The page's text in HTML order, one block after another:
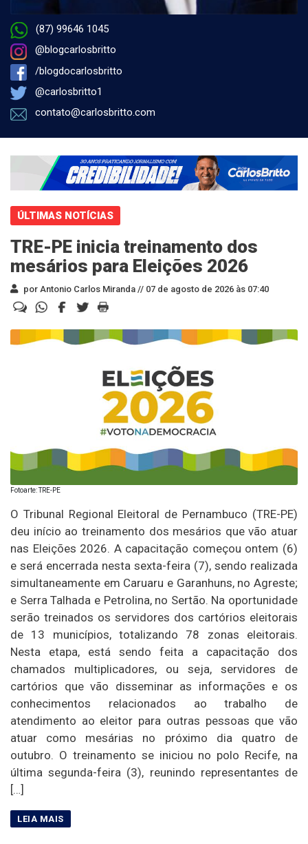
(87) 99646 1045
@blogcarlosbritto
/blogdocarlosbritto
@carlosbritto1
contato@carlosbritto.com
ÚLTIMAS NOTÍCIAS
TRE-PE inicia treinamento dos
mesários para Eleições 2026
por Antonio Carlos Miranda // 07 de agosto de 2026 às 07:40
Fotoarte: TRE-PE
O Tribunal Regional Eleitoral de Pernambuco (TRE-PE)
deu início ao treinamento dos mesários que vão atuar
nas Eleições 2026. A capacitação começou ontem (6)
e será encerrada nesta sexta-feira (7), sendo realizada
simultaneamente em Caruaru e Garanhuns, no Agreste;
e Serra Talhada e Petrolina, no Sertão. Na oportunidade
serão treinados os servidores dos cartórios eleitorais
de 13 municípios, totalizando 78 zonas eleitorais.
Nesta etapa, está sendo feita a capacitação dos
chamados multiplicadores, ou seja, servidores de
cartórios que vão disseminar as informações e os
conhecimentos relacionados ao trabalho de
atendimento ao eleitor para outras pessoas que vão
atuar como mesárias no próximo dia quatro de
outubro. O treinamento se iniciou no polo Recife, na
última segunda-feira (3), reunindo representantes de
[…]